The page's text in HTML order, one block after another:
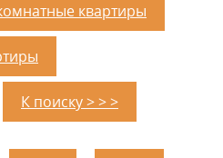
квартиры
К поиску > > >